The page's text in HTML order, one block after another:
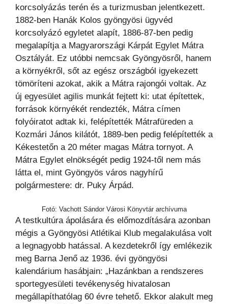
korcsolyázás terén és a turizmusban jelentkezett.
1882-ben Hanák Kolos gyöngyösi ügyvéd
korcsolyázó egyletet alapít, 1886-87-ben pedig
megalapítja a Magyarországi Kárpát Egylet Mátra
Osztályát. Ez utóbbi nemcsak Gyöngyösről, hanem
a környékről, sőt az egész országból igyekezett
tömöríteni azokat, akik a Mátra rajongói voltak. Az
új egyesület agilis munkát fejtett ki: utat építettek,
források környékét rendezték, Mátra címen
folyóiratot adtak ki, felépítették Mátrafüreden a
Kozmári János kilátót, 1889-ben pedig felépítették a
Kékestetőn a 20 méter magas Mátra tornyot. A
Mátra Egylet elnökségét pedig 1924-től nem más
látta el, mint Gyöngyös város nagyhírű
polgármestere: dr. Puky Árpád.
Fotó: Vachott Sándor Városi Könyvtár archívuma
A testkultúra ápolására és előmozdítására azonban
mégis a Gyöngyösi Atlétikai Klub megalakulása volt
a legnagyobb hatással. A kezdetekről így emlékezik
meg Barna Jenő az 1936. évi gyöngyösi
kalendárium hasábjain: „Hazánkban a rendszeres
sportegyesületi tevékenység hivatalosan
megállapíthatólag 60 évre tehető. Ekkor alakult meg